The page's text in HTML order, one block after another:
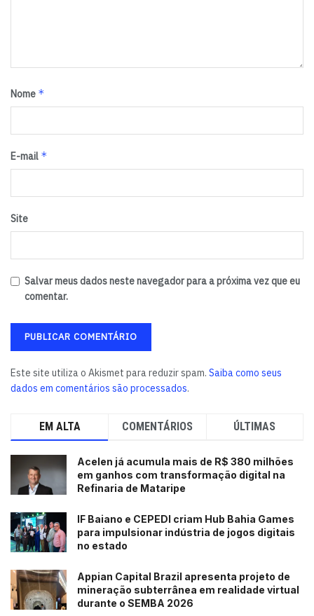
Nome *
E-mail *
Site
Salvar meus dados neste navegador para a próxima vez que eu
comentar.
Este site utiliza o Akismet para reduzir spam. Saiba como seus
dados em comentários são processados.
EM ALTA COMENTÁRIOS ÚLTIMAS
Acelen já acumula mais de R$ 380 milhões
em ganhos com transformação digital na
Refinaria de Mataripe
IF Baiano e CEPEDI criam Hub Bahia Games
para impulsionar indústria de jogos digitais
no estado
Appian Capital Brazil apresenta projeto de
mineração subterrânea em realidade virtual
durante o SEMBA 2026